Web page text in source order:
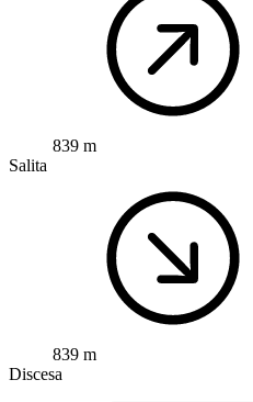
839 m
Salita
839 m
Discesa